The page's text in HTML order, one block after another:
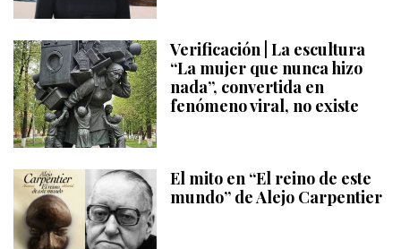
Verificación | La escultura
“La mujer que nunca hizo
nada”, convertida en
fenómeno viral, no existe
El mito en “El reino de este
mundo” de Alejo Carpentier